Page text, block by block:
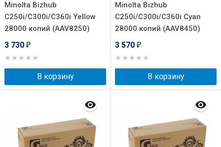
Minolta Bizhub
C250i/C300i/C360i Yellow
28000 копий (AAV8250)
3 730 ₽
В корзину
Minolta Bizhub
C250i/C300i/C360i Cyan
28000 копий (AAV8450)
3 570 ₽
В корзину